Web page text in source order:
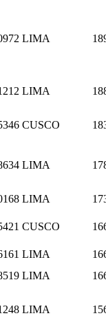
LIMA
LIMA
CUSCO
LIMA
LIMA
CUSCO
LIMA
LIMA
LIMA